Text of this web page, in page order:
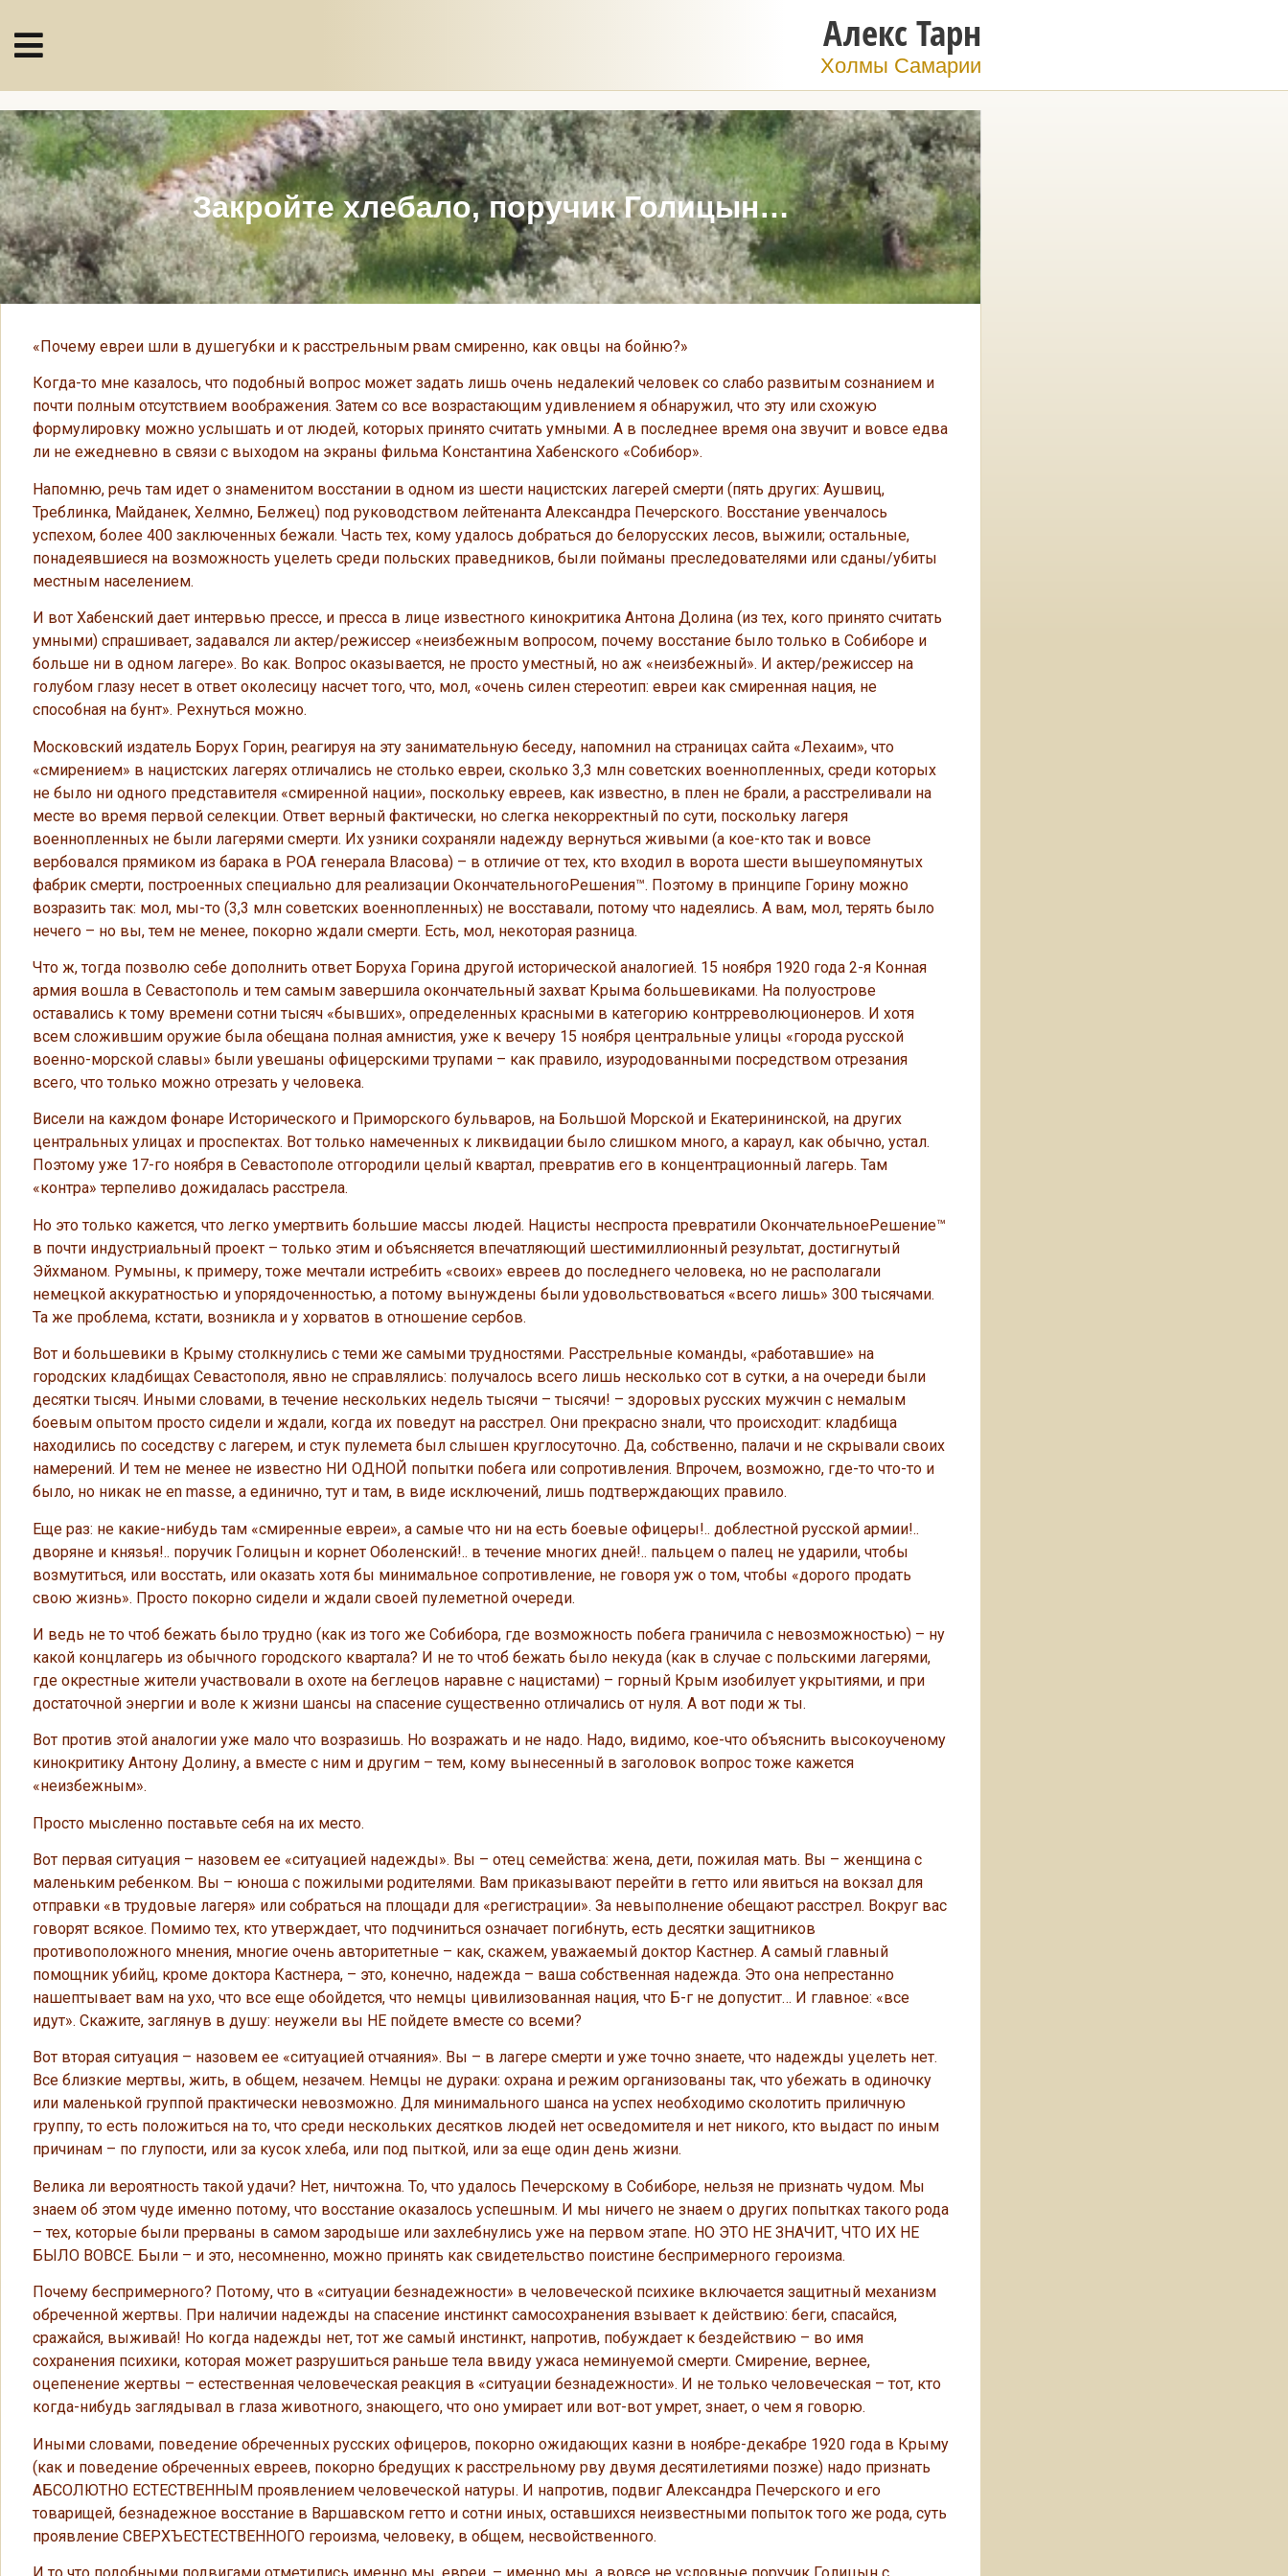
Алекс Тарн
Холмы Самарии
Закройте хлебало, поручик Голицын…
«Почему евреи шли в душегубки и к расстрельным рвам смиренно, как овцы на бойню?»
Когда-то мне казалось, что подобный вопрос может задать лишь очень недалекий человек со слабо развитым сознанием и
почти полным отсутствием воображения. Затем со все возрастающим удивлением я обнаружил, что эту или схожую
формулировку можно услышать и от людей, которых принято считать умными. А в последнее время она звучит и вовсе едва
ли не ежедневно в связи с выходом на экраны фильма Константина Хабенского «Собибор».
Напомню, речь там идет о знаменитом восстании в одном из шести нацистских лагерей смерти (пять других: Аушвиц,
Треблинка, Майданек, Хелмно, Белжец) под руководством лейтенанта Александра Печерского. Восстание увенчалось
успехом, более 400 заключенных бежали. Часть тех, кому удалось добраться до белорусских лесов, выжили; остальные,
понадеявшиеся на возможность уцелеть среди польских праведников, были пойманы преследователями или сданы/убиты
местным населением.
И вот Хабенский дает интервью прессе, и пресса в лице известного кинокритика Антона Долина (из тех, кого принято считать
умными) спрашивает, задавался ли актер/режиссер «неизбежным вопросом, почему восстание было только в Собиборе и
больше ни в одном лагере». Во как. Вопрос оказывается, не просто уместный, но аж «неизбежный». И актер/режиссер на
голубом глазу несет в ответ околесицу насчет того, что, мол, «очень силен стереотип: евреи как смиренная нация, не
способная на бунт». Рехнуться можно.
Московский издатель Борух Горин, реагируя на эту занимательную беседу, напомнил на страницах сайта «Лехаим», что
«смирением» в нацистских лагерях отличались не столько евреи, сколько 3,3 млн советских военнопленных, среди которых
не было ни одного представителя «смиренной нации», поскольку евреев, как известно, в плен не брали, а расстреливали на
месте во время первой селекции. Ответ верный фактически, но слегка некорректный по сути, поскольку лагеря
военнопленных не были лагерями смерти. Их узники сохраняли надежду вернуться живыми (а кое-кто так и вовсе
вербовался прямиком из барака в РОА генерала Власова) – в отличие от тех, кто входил в ворота шести вышеупомянутых
фабрик смерти, построенных специально для реализации ОкончательногоРешения™. Поэтому в принципе Горину можно
возразить так: мол, мы-то (3,3 млн советских военнопленных) не восставали, потому что надеялись. А вам, мол, терять было
нечего – но вы, тем не менее, покорно ждали смерти. Есть, мол, некоторая разница.
Что ж, тогда позволю себе дополнить ответ Боруха Горина другой исторической аналогией. 15 ноября 1920 года 2-я Конная
армия вошла в Севастополь и тем самым завершила окончательный захват Крыма большевиками. На полуострове
оставались к тому времени сотни тысяч «бывших», определенных красными в категорию контрреволюционеров. И хотя
всем сложившим оружие была обещана полная амнистия, уже к вечеру 15 ноября центральные улицы «города русской
военно-морской славы» были увешаны офицерскими трупами – как правило, изуродованными посредством отрезания
всего, что только можно отрезать у человека.
Висели на каждом фонаре Исторического и Приморского бульваров, на Большой Морской и Екатерининской, на других
центральных улицах и проспектах. Вот только намеченных к ликвидации было слишком много, а караул, как обычно, устал.
Поэтому уже 17-го ноября в Севастополе отгородили целый квартал, превратив его в концентрационный лагерь. Там
«контра» терпеливо дожидалась расстрела.
Но это только кажется, что легко умертвить большие массы людей. Нацисты неспроста превратили ОкончательноеРешение™
в почти индустриальный проект – только этим и объясняется впечатляющий шестимиллионный результат, достигнутый
Эйхманом. Румыны, к примеру, тоже мечтали истребить «своих» евреев до последнего человека, но не располагали
немецкой аккуратностью и упорядоченностью, а потому вынуждены были удовольствоваться «всего лишь» 300 тысячами.
Та же проблема, кстати, возникла и у хорватов в отношение сербов.
Вот и большевики в Крыму столкнулись с теми же самыми трудностями. Расстрельные команды, «работавшие» на
городских кладбищах Севастополя, явно не справлялись: получалось всего лишь несколько сот в сутки, а на очереди были
десятки тысяч. Иными словами, в течение нескольких недель тысячи – тысячи! – здоровых русских мужчин с немалым
боевым опытом просто сидели и ждали, когда их поведут на расстрел. Они прекрасно знали, что происходит: кладбища
находились по соседству с лагерем, и стук пулемета был слышен круглосуточно. Да, собственно, палачи и не скрывали своих
намерений. И тем не менее не известно НИ ОДНОЙ попытки побега или сопротивления. Впрочем, возможно, где-то что-то и
было, но никак не en masse, а единично, тут и там, в виде исключений, лишь подтверждающих правило.
Еще раз: не какие-нибудь там «смиренные евреи», а самые что ни на есть боевые офицеры!.. доблестной русской армии!..
дворяне и князья!.. поручик Голицын и корнет Оболенский!.. в течение многих дней!.. пальцем о палец не ударили, чтобы
возмутиться, или восстать, или оказать хотя бы минимальное сопротивление, не говоря уж о том, чтобы «дорого продать
свою жизнь». Просто покорно сидели и ждали своей пулеметной очереди.
И ведь не то чтоб бежать было трудно (как из того же Собибора, где возможность побега граничила с невозможностью) – ну
какой концлагерь из обычного городского квартала? И не то чтоб бежать было некуда (как в случае с польскими лагерями,
где окрестные жители участвовали в охоте на беглецов наравне с нацистами) – горный Крым изобилует укрытиями, и при
достаточной энергии и воле к жизни шансы на спасение существенно отличались от нуля. А вот поди ж ты.
Вот против этой аналогии уже мало что возразишь. Но возражать и не надо. Надо, видимо, кое-что объяснить высокоученому
кинокритику Антону Долину, а вместе с ним и другим – тем, кому вынесенный в заголовок вопрос тоже кажется
«неизбежным».
Просто мысленно поставьте себя на их место.
Вот первая ситуация – назовем ее «ситуацией надежды». Вы – отец семейства: жена, дети, пожилая мать. Вы – женщина с
маленьким ребенком. Вы – юноша с пожилыми родителями. Вам приказывают перейти в гетто или явиться на вокзал для
отправки «в трудовые лагеря» или собраться на площади для «регистрации». За невыполнение обещают расстрел. Вокруг вас
говорят всякое. Помимо тех, кто утверждает, что подчиниться означает погибнуть, есть десятки защитников
противоположного мнения, многие очень авторитетные – как, скажем, уважаемый доктор Кастнер. А самый главный
помощник убийц, кроме доктора Кастнера, – это, конечно, надежда – ваша собственная надежда. Это она непрестанно
нашептывает вам на ухо, что все еще обойдется, что немцы цивилизованная нация, что Б-г не допустит… И главное: «все
идут». Скажите, заглянув в душу: неужели вы НЕ пойдете вместе со всеми?
Вот вторая ситуация – назовем ее «ситуацией отчаяния». Вы – в лагере смерти и уже точно знаете, что надежды уцелеть нет.
Все близкие мертвы, жить, в общем, незачем. Немцы не дураки: охрана и режим организованы так, что убежать в одиночку
или маленькой группой практически невозможно. Для минимального шанса на успех необходимо сколотить приличную
группу, то есть положиться на то, что среди нескольких десятков людей нет осведомителя и нет никого, кто выдаст по иным
причинам – по глупости, или за кусок хлеба, или под пыткой, или за еще один день жизни.
Велика ли вероятность такой удачи? Нет, ничтожна. То, что удалось Печерскому в Собиборе, нельзя не признать чудом. Мы
знаем об этом чуде именно потому, что восстание оказалось успешным. И мы ничего не знаем о других попытках такого рода
– тех, которые были прерваны в самом зародыше или захлебнулись уже на первом этапе. НО ЭТО НЕ ЗНАЧИТ, ЧТО ИХ НЕ
БЫЛО ВОВСЕ. Были – и это, несомненно, можно принять как свидетельство поистине беспримерного героизма.
Почему беспримерного? Потому, что в «ситуации безнадежности» в человеческой психике включается защитный механизм
обреченной жертвы. При наличии надежды на спасение инстинкт самосохранения взывает к действию: беги, спасайся,
сражайся, выживай! Но когда надежды нет, тот же самый инстинкт, напротив, побуждает к бездействию – во имя
сохранения психики, которая может разрушиться раньше тела ввиду ужаса неминуемой смерти. Смирение, вернее,
оцепенение жертвы – естественная человеческая реакция в «ситуации безнадежности». И не только человеческая – тот, кто
когда-нибудь заглядывал в глаза животного, знающего, что оно умирает или вот-вот умрет, знает, о чем я говорю.
Иными словами, поведение обреченных русских офицеров, покорно ожидающих казни в ноябре-декабре 1920 года в Крыму
(как и поведение обреченных евреев, покорно бредущих к расстрельному рву двумя десятилетиями позже) надо признать
АБСОЛЮТНО ЕСТЕСТВЕННЫМ проявлением человеческой натуры. И напротив, подвиг Александра Печерского и его
товарищей, безнадежное восстание в Варшавском гетто и сотни иных, оставшихся неизвестными попыток того же рода, суть
проявление СВЕРХЪЕСТЕСТВЕННОГО героизма, человеку, в общем, несвойственного.